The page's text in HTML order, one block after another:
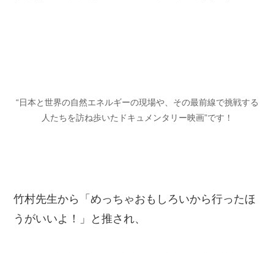
“日本と世界の自然エネルギーの現場や、その最前線で挑戦する
人たちを訪ね歩いたドキュメンタリー映画”です！
竹村先生から「めっちゃおもしろいから行ったほ
うがいいよ！」と推され、